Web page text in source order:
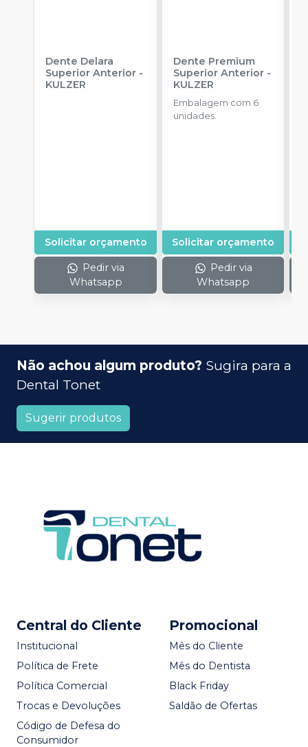
Dente Delara
Superior Anterior -
KULZER
Solicitar orçamento
Pedir via
Whatsapp
Dente Premium
Superior Anterior-
KULZER
Embalagem com 6
unidades.
Solicitar orçamento
Pedir via
Whatsapp
Não achou algum produto? Sugira para a
Dental Tonet
Sugerir produtos
Central do Cliente
Institucional
Política de Frete
Política Comercial
Trocas e Devoluções
Código de Defesa do
Consumidor
Promocional
Mês do Cliente
Mês do Dentista
Black Friday
Saldão de Ofertas